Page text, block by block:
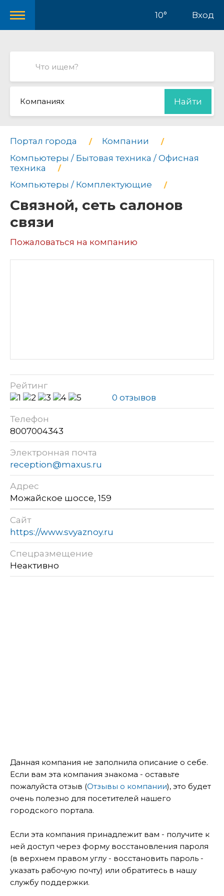
10° Вход
Компаниях Найти
Портал города
Компании
Компьютеры / Бытовая техника / Офисная
техника
Компьютеры / Комплектующие
Связной, сеть салонов
связи
Пожаловаться на компанию
Рейтинг
0 отзывов
Телефон
8007004343
Электронная почта
reception@maxus.ru
Адрес
Можайское шоссе, 159
Сайт
https://www.svyaznoy.ru
Спецразмещение
Неактивно
Данная компания не заполнила описание о себе.
Если вам эта компания знакома - оставьте
пожалуйста отзыв (Отзывы о компании), это будет
очень полезно для посетителей нашего
городского портала.
Если эта компания принадлежит вам - получите к
ней доступ через форму восстановления пароля
(в верхнем правом углу - восстановить пароль -
указать рабочую почту) или обратитесь в нашу
службу поддержки.